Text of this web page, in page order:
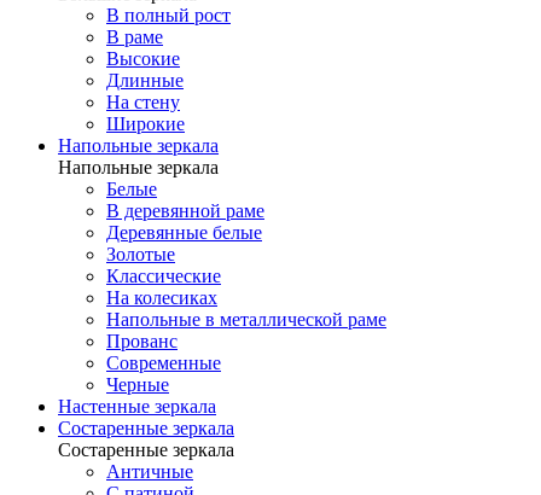
В полный рост
В раме
Высокие
Длинные
На стену
Широкие
Напольные зеркала
Напольные зеркала
Белые
В деревянной раме
Деревянные белые
Золотые
Классические
На колесиках
Напольные в металлической раме
Прованс
Современные
Черные
Настенные зеркала
Состаренные зеркала
Состаренные зеркала
Античные